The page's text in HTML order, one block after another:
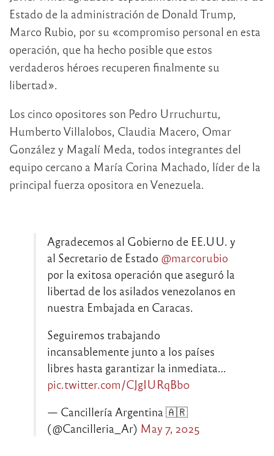
Estado de la administración de Donald Trump,
Marco Rubio, por su «compromiso personal en esta
operación, que ha hecho posible que estos
verdaderos héroes recuperen finalmente su
libertad».
Los cinco opositores son Pedro Urruchurtu,
Humberto Villalobos, Claudia Macero, Omar
González y Magalí Meda, todos integrantes del
equipo cercano a María Corina Machado, líder de la
principal fuerza opositora en Venezuela.
Agradecemos al Gobierno de EE.UU. y
al Secretario de Estado @marcorubio
por la exitosa operación que aseguró la
libertad de los asilados venezolanos en
nuestra Embajada en Caracas.
Seguiremos trabajando
incansablemente junto a los países
libres hasta garantizar la inmediata…
pic.twitter.com/CJgIURqBb0
— Cancillería Argentina 🇦🇷
(@Cancilleria_Ar) May 7, 2025